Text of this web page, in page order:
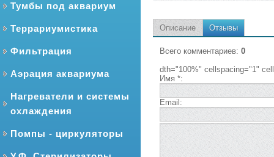
Тумбы под аквариум
Террариумистика
Фильтрация
Аэрация аквариума
Нагреватели и системы
охлаждения
Помпы - циркуляторы
Описание Отзывы
Всего комментариев: 0
dth="100%" cellspacing="1"
Имя *:
Email: